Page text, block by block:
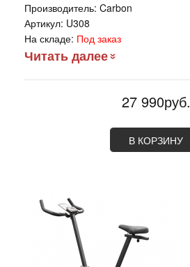
Производитель: Carbon
Артикул: U308
На складе: Под заказ
Читать далее
27 990руб.
В КОРЗИНУ